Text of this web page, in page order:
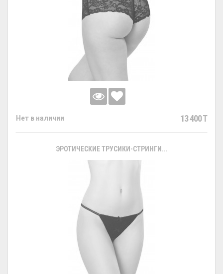
Нет в наличии 13 400 T
ЭРОТИЧЕСКИЕ ТРУСИКИ-СТРИНГИ...